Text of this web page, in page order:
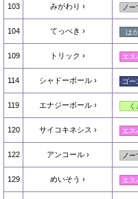
103 みがわり ノ
104 てっぺき は
109 トリック エス
114 シャドーボール ゴー
119 エナジーボール く
120 サイコキネシス エス
122 アンコール ノ
129 めいそう エス